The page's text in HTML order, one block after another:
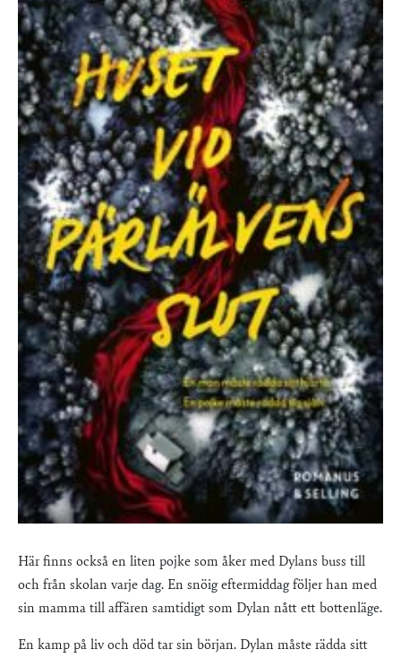
Här finns också en liten pojke som åker med Dylans buss till
och från skolan varje dag. En snöig eftermiddag följer han med
sin mamma till affären samtidigt som Dylan nått ett bottenläge.
En kamp på liv och död tar sin början. Dylan måste rädda sitt